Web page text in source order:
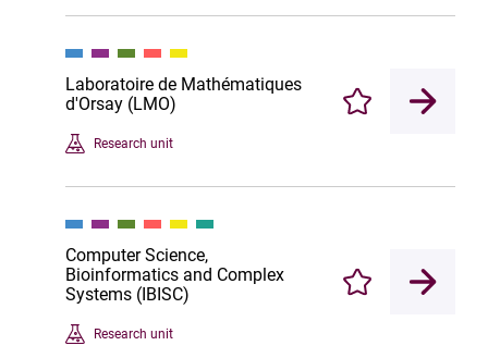
Laboratoire de Mathématiques
d'Orsay (LMO)
Research unit
Enregistrer
Computer Science,
Bioinformatics and Complex
Systems (IBISC)
Research unit
Enregistrer